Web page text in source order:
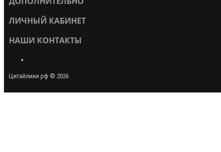
ЛИЧНЫЙ КАБИНЕТ
НАШИ КОНТАКТЫ
Цитайлики.рф © 2026